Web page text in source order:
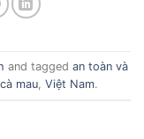
and tagged an toàn và
mau, Việt Nam.